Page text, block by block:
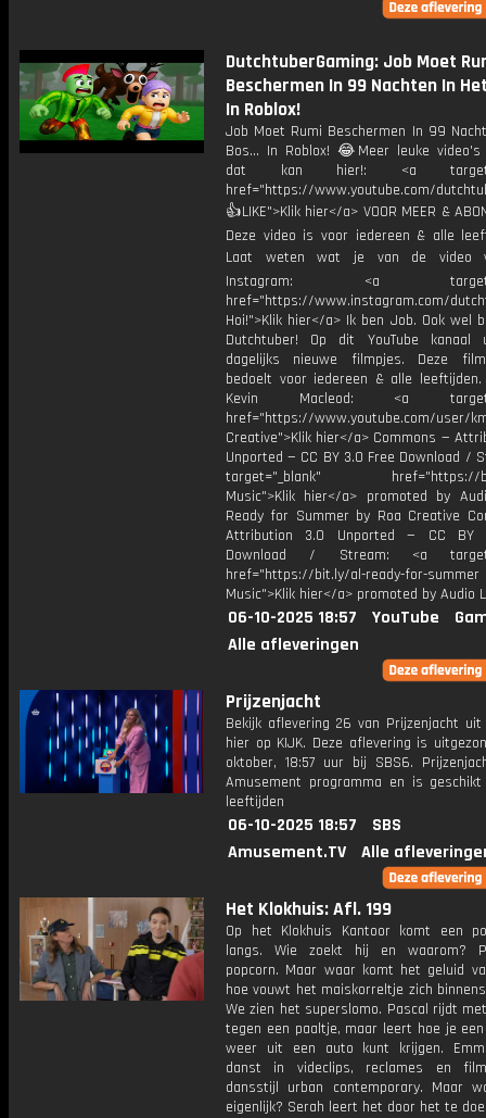
DutchtuberGaming: Job Moet
Beschermen In 99 Nachten In
In Roblox!
Job Moet Rumi Beschermen In 99
Bos... In Roblox! 😂Meer leuke video's
dat kan hier!: <a
href="https://www.youtube.com/
👍LIKE">Klik hier</a> VOOR MEER &
Deze video is voor iedereen & alle
Laat weten wat je van de video
Instagram: <a
href="https://www.instagram.com/
Hoi!">Klik hier</a> Ik ben Job. Ook wel
Dutchtuber! Op dit YouTube kanaal
dagelijks nieuwe filmpjes. Deze
bedoelt voor iedereen & alle
Kevin Macleod: <a
href="https://www.youtube.com/user/
Creative">Klik hier</a> Commons —
Unported — CC BY 3.0 Free Download /
target="_blank" href="https://
Music">Klik hier</a> promoted by
Ready for Summer by Roa Creative
Attribution 3.0 Unported — CC BY
Download / Stream: <a
href="https://bit.ly/al-ready-for-summer
Music">Klik hier</a> promoted by Audio
06-10-2025 18:57 YouTube
Alle afleveringen
Prijzenjacht
Bekijk aflevering 26 van Prijzenjacht uit
hier op KIJK. Deze aflevering is
oktober, 18:57 uur bij SBS6.
Amusement programma en is
leeftijden
06-10-2025 18:57
SBS
Amusement.TV
Alle
Het Klokhuis: Afl. 199
Op het Klokhuis Kantoor komt een
langs. Wie zoekt hij en waarom?
popcorn. Maar waar komt het geluid
hoe vouwt het maiskorreltje zich
We zien het superslomo. Pascal rijdt
tegen een paaltje, maar leert hoe je
weer uit een auto kunt krijgen.
danst in videclips, reclames en
dansstijl urban contemporary. Maar
eigenlijk? Serah leert het door het te